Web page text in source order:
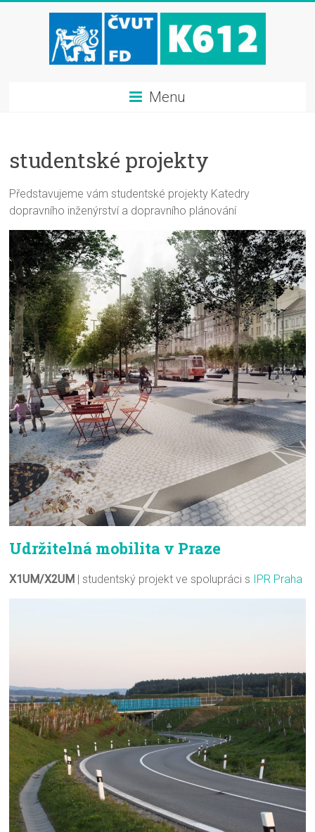
Menu
studentské projekty
Představujeme vám studentské projekty Katedry
dopravního inženýrství a dopravního plánování
Udržitelná mobilita v Praze
X1UM/X2UM | studentský projekt ve spolupráci s IPR Praha